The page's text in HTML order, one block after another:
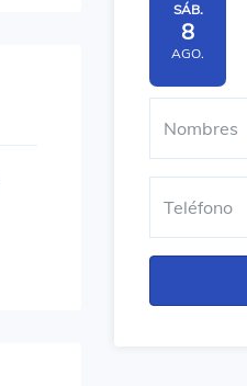
SÁB.
8
AGO.